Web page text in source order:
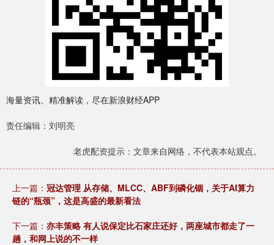
海量资讯、精准解读，尽在新浪财经APP
责任编辑：刘明亮
老虎配资提示：文章来自网络，不代表本站观点。
上一篇： 冠达管理 从存储、MLCC、ABF到磷化铟，关于AI算力
链的“瓶颈”，这是高盛的最新看法
下一篇： 亦丰策略 有人说保定比石家庄还好，两座城市都走了一
趟，和网上说的不一样